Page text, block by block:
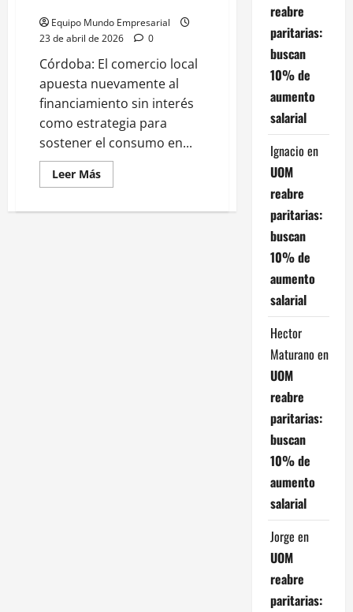
Equipo Mundo Empresarial
23 de abril de 2026
0
Córdoba: El comercio local
apuesta nuevamente al
financiamiento sin interés
como estrategia para
sostener el consumo en...
Leer MásLeer
más
Córdoba:
reabre
paritarias:
buscan
10% de
aumento
salarial
Ignacio en
UOM
reabre
paritarias:
buscan
10% de
aumento
salarial
Hector
Maturano en
UOM
reabre
paritarias:
buscan
10% de
aumento
salarial
Jorge en
UOM
reabre
paritarias: